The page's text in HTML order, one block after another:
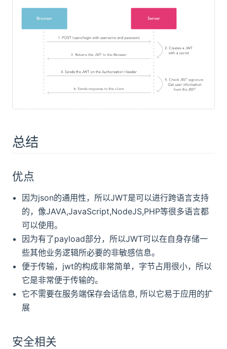
总结
优点
因为json的通用性，所以JWT是可以进行跨语言支持
的，像JAVA,JavaScript,NodeJS,PHP等很多语言都
可以使用。
因为有了payload部分，所以JWT可以在自身存储一
些其他业务逻辑所必要的非敏感信息。
便于传输，jwt的构成非常简单，字节占用很小，所以
它是非常便于传输的。
它不需要在服务端保存会话信息, 所以它易于应用的扩
展
安全相关